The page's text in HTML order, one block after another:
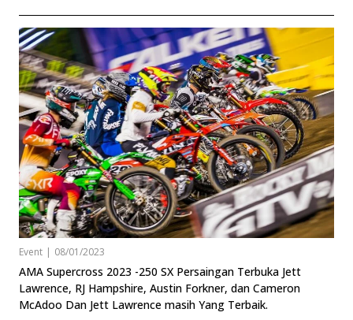
Event | 08/01/2023
AMA Supercross 2023 -250 SX Persaingan Terbuka Jett
Lawrence, RJ Hampshire, Austin Forkner, dan Cameron
McAdoo Dan Jett Lawrence masih Yang Terbaik.